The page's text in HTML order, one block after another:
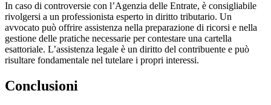
In caso di controversie con l’Agenzia delle Entrate, è consigliabile
rivolgersi a un professionista esperto in diritto tributario. Un
avvocato può offrire assistenza nella preparazione di ricorsi e nella
gestione delle pratiche necessarie per contestare una cartella
esattoriale. L’assistenza legale è un diritto del contribuente e può
risultare fondamentale nel tutelare i propri interessi.
Conclusioni